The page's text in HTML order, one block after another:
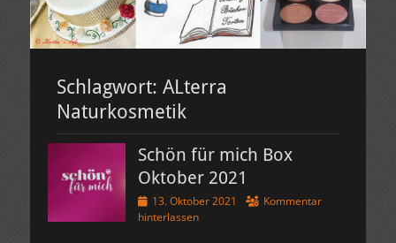
Schlagwort: ALterra
Naturkosmetik
Schön für mich Box
Oktober 2021
Veröffentlicht
am
13. Oktober 2021
Kommentar
hinterlassen